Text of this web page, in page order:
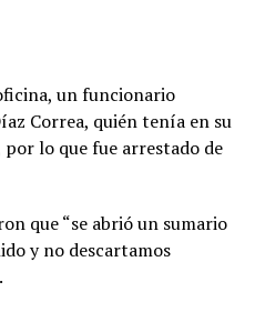
un funcionario
Correa, quién tenía en su
lo que fue arrestado de
que “se abrió un sumario
y no descartamos